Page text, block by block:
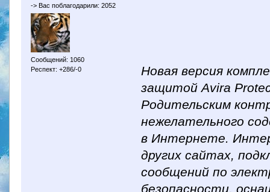
-> Вас поблагодарили: 2052
Сообщений: 1060
Респект: +286/-0
Новая версия
защитой Avira
Родительским
нежелательного
в Интернете.
других сайтах,
сообщений по
безопасности,